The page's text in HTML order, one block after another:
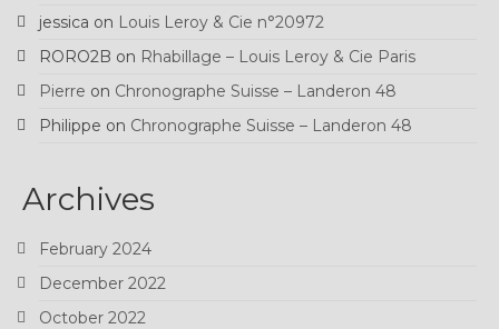
jessica on Louis Leroy & Cie n°20972
RORO2B on Rhabillage – Louis Leroy & Cie Paris
Pierre on Chronographe Suisse – Landeron 48
Philippe on Chronographe Suisse – Landeron 48
Archives
February 2024
December 2022
October 2022